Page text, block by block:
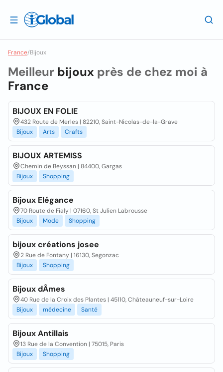
France/Bijoux
Meilleur bijoux près de chez moi à
France
BIJOUX EN FOLIE
432 Route de Merles | 82210, Saint-Nicolas-de-la-Grave
Bijoux
Arts Crafts
BIJOUX ARTEMISS
Chemin de Beyssan | 84400, Gargas
Bijoux
Shopping
Bijoux Elégance
70 Route de Fialy | 07160, St Julien Labrousse
Bijoux
Mode Shopping
bijoux créations josee
2 Rue de Fontany | 16130, Segonzac
Bijoux
Shopping
Bijoux dÂmes
40 Rue de la Croix des Plantes | 45110, Châteauneuf-sur-Loire
Bijoux
médecine Santé
Bijoux Antillais
13 Rue de la Convention | 75015, Paris
Bijoux
Shopping